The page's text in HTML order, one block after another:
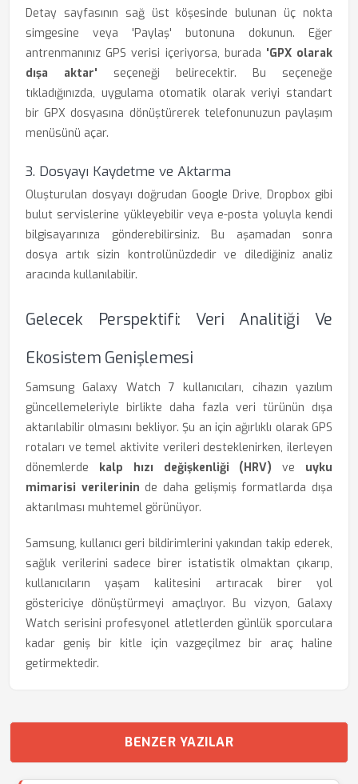
Detay sayfasının sağ üst köşesinde bulunan üç nokta
simgesine veya 'Paylaş' butonuna dokunun. Eğer
antrenmanınız GPS verisi içeriyorsa, burada 'GPX olarak
dışa aktar' seçeneği belirecektir. Bu seçeneğe
tıkladığınızda, uygulama otomatik olarak veriyi standart
bir GPX dosyasına dönüştürerek telefonunuzun paylaşım
menüsünü açar.
3. Dosyayı Kaydetme ve Aktarma
Oluşturulan dosyayı doğrudan Google Drive, Dropbox gibi
bulut servislerine yükleyebilir veya e-posta yoluyla kendi
bilgisayarınıza gönderebilirsiniz. Bu aşamadan sonra
dosya artık sizin kontrolünüzdedir ve dilediğiniz analiz
aracında kullanılabilir.
Gelecek Perspektifi: Veri Analitiği Ve
Ekosistem Genişlemesi
Samsung Galaxy Watch 7 kullanıcıları, cihazın yazılım
güncellemeleriyle birlikte daha fazla veri türünün dışa
aktarılabilir olmasını bekliyor. Şu an için ağırlıklı olarak GPS
rotaları ve temel aktivite verileri desteklenirken, ilerleyen
dönemlerde kalp hızı değişkenliği (HRV) ve uyku
mimarisi verilerinin de daha gelişmiş formatlarda dışa
aktarılması muhtemel görünüyor.
Samsung, kullanıcı geri bildirimlerini yakından takip ederek,
sağlık verilerini sadece birer istatistik olmaktan çıkarıp,
kullanıcıların yaşam kalitesini artıracak birer yol
göstericiye dönüştürmeyi amaçlıyor. Bu vizyon, Galaxy
Watch serisini profesyonel atletlerden günlük sporculara
kadar geniş bir kitle için vazgeçilmez bir araç haline
getirmektedir.
BENZER YAZILAR